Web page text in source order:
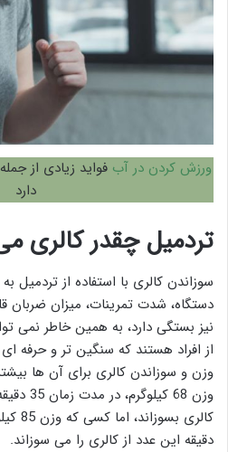
ورزش کردن در آب فواید زیادی از
دارد
تردمیل چقدر کالری
سوزاندن کالری با استفاده از
دستگاه، شدت تمرینات، میزان ضربان
نیز بستگی دارد، به همین خاطر نمی
از افراد هستند که سنگین تر و
وزن و سوزاندن کالری برای آن ها
دقیقه این عدد از کالری را می سوزاند.